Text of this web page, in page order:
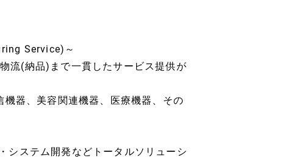
Service)～
流(納品)まで一貫したサービス提供が
器、美容関連機器、医療機器、その
システム開発などトータルソリューシ